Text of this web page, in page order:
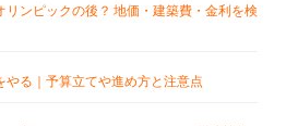
ンピックの後？ 地価・建築費・金利を検
る｜予算立てや進め方と注意点